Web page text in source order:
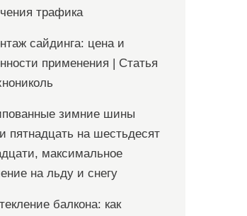
трафика
сайдинга: цена и
применения | Статья
зимние шины
пятнадцать на шестьдесят
максимальное
на льду и снегу
балкона: как